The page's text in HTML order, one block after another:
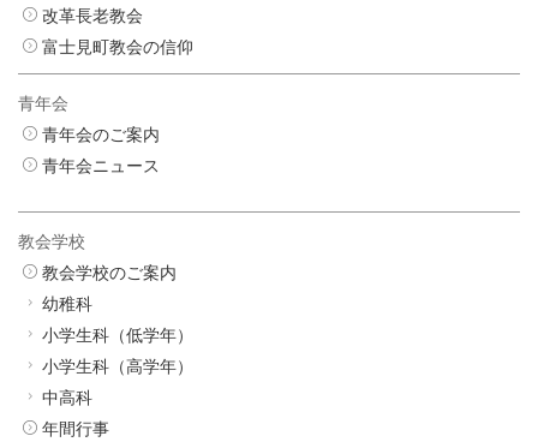
改革長老教会
富士見町教会の信仰
青年会
青年会のご案内
青年会ニュース
教会学校
教会学校のご案内
幼稚科
小学生科（低学年）
小学生科（高学年）
中高科
年間行事